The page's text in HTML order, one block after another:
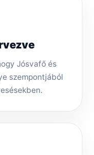
Jósvafő és
szempontjából